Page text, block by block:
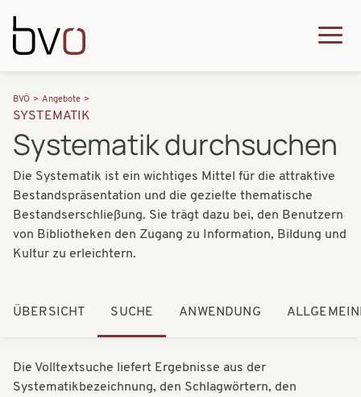
k
m
e
n
u
t
n
i
a
t
P
f
a
d
n
a
v
g
t
BVÖ Angebote
SYSTEMATIK
Systematik durchsuchen
Die Systematik ist ein wichtiges Mittel für die attraktive
Bestandspräsentation und die gezielte thematische
Bestandserschließung. Sie trägt dazu bei, den Benutzern
von Bibliotheken den Zugang zu Information, Bildung und
Kultur zu erleichtern.
ÜBERSICHT SUCHE ANWENDUNG
Die Volltextsuche liefert Ergebnisse aus der
Systematikbezeichnung, den Schlagwörtern, den